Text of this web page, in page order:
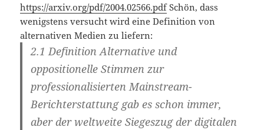
https://arxiv.org/pdf/2004.02566.pdfSchön, dass
wenigstens versucht wird eine Definition von
alternativen Medien zu liefern:
2.1 DefinitionAlternative und
oppositionelle Stimmen zur
professionalisierten Mainstream-
Berichterstattung gab es schon immer,
aber der weltweite Siegeszug der digitalen